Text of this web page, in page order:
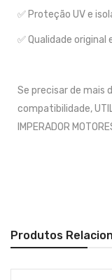
✅ Proteção UV e
✅ Qualidade
Se precisar de mais
compatibilidade,
IMPERADOR
Produtos